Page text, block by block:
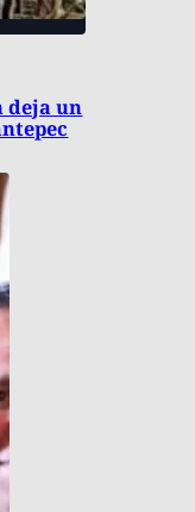
deja un